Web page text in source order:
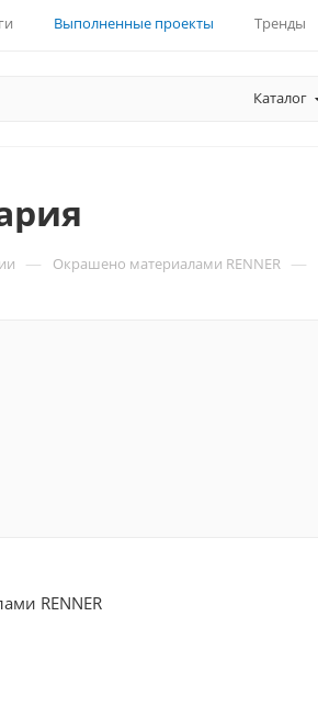
Выполненные проекты Тренды
Каталог
— Окрашено материалами RENNER —
RENNER